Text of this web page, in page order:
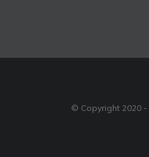
© Copyright 2020 -